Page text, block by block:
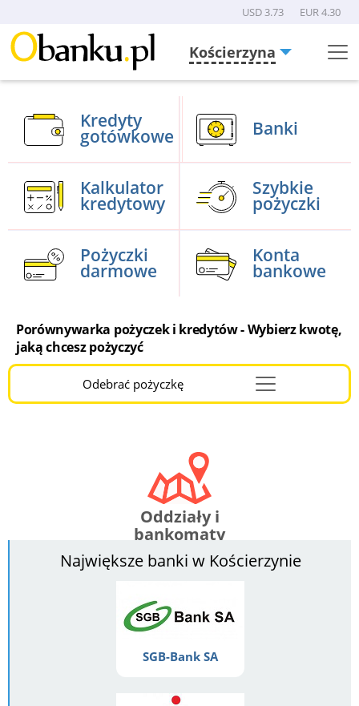
USD 3.73 EUR 4.30
Kościerzyna
Menu
Kredyty
gotówkowe Banki
Kalkulator
kredytowy
Szybkie
pożyczki
Pożyczki
darmowe
Konta
bankowe
Porównywarka pożyczek i kredytów - Wybierz kwotę,
jaką chcesz pożyczyć
Odebrać pożyczkęMenu
Burger
Oddziały i
bankomaty
Największe banki w Kościerzynie
SGB-Bank SA